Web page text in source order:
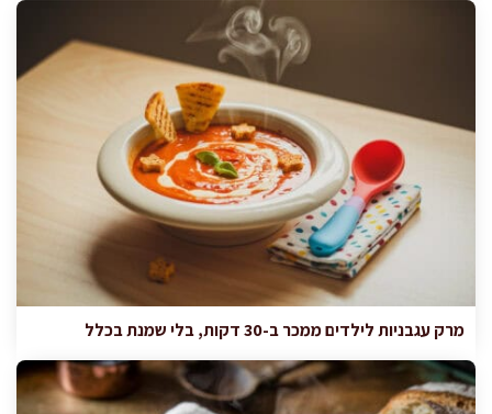
מרק עגבניות לילדים ממכר ב-30 דקות, בלי שמנת בכלל